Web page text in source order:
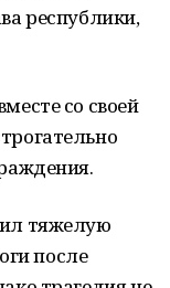
республики,
со своей
тяжелую
после